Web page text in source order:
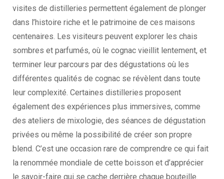
visites de distilleries permettent également de plonger
dans l’histoire riche et le patrimoine de ces maisons
centenaires. Les visiteurs peuvent explorer les chais
sombres et parfumés, où le cognac vieillit lentement, et
terminer leur parcours par des dégustations où les
différentes qualités de cognac se révèlent dans toute
leur complexité. Certaines distilleries proposent
également des expériences plus immersives, comme
des ateliers de mixologie, des séances de dégustation
privées ou même la possibilité de créer son propre
blend. C’est une occasion rare de comprendre ce qui fait
la renommée mondiale de cette boisson et d’apprécier
le savoir-faire qui se cache derrière chaque bouteille.